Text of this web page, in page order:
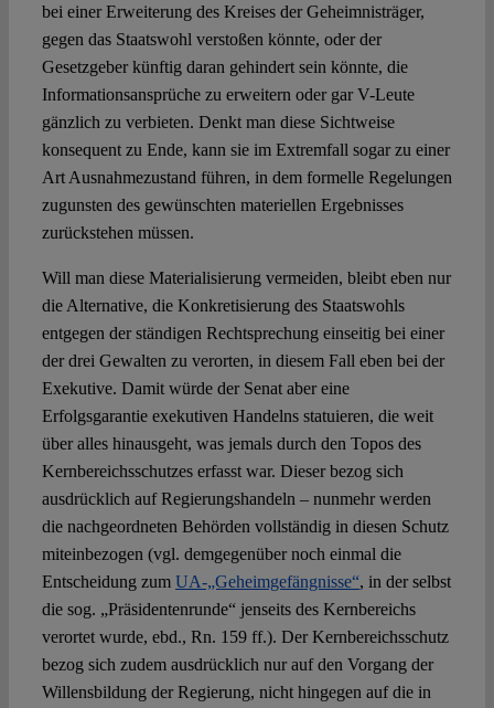
bei einer Erweiterung des Kreises der Geheimnisträger,
gegen das Staatswohl verstoßen könnte, oder der
Gesetzgeber künftig daran gehindert sein könnte, die
Informationsansprüche zu erweitern oder gar V-Leute
gänzlich zu verbieten. Denkt man diese Sichtweise
konsequent zu Ende, kann sie im Extremfall sogar zu einer
Art Ausnahmezustand führen, in dem formelle Regelungen
zugunsten des gewünschten materiellen Ergebnisses
zurückstehen müssen.
Will man diese Materialisierung vermeiden, bleibt eben nur
die Alternative, die Konkretisierung des Staatswohls
entgegen der ständigen Rechtsprechung einseitig bei einer
der drei Gewalten zu verorten, in diesem Fall eben bei der
Exekutive. Damit würde der Senat aber eine
Erfolgsgarantie exekutiven Handelns statuieren, die weit
über alles hinausgeht, was jemals durch den Topos des
Kernbereichsschutzes erfasst war. Dieser bezog sich
ausdrücklich auf Regierungshandeln – nunmehr werden
die nachgeordneten Behörden vollständig in diesen Schutz
miteinbezogen (vgl. demgegenüber noch einmal die
Entscheidung zum UA-„Geheimgefängnisse“, in der selbst
die sog. „Präsidentenrunde“ jenseits des Kernbereichs
verortet wurde, ebd., Rn. 159 ff.). Der Kernbereichsschutz
bezog sich zudem ausdrücklich nur auf den Vorgang der
Willensbildung der Regierung, nicht hingegen auf die in